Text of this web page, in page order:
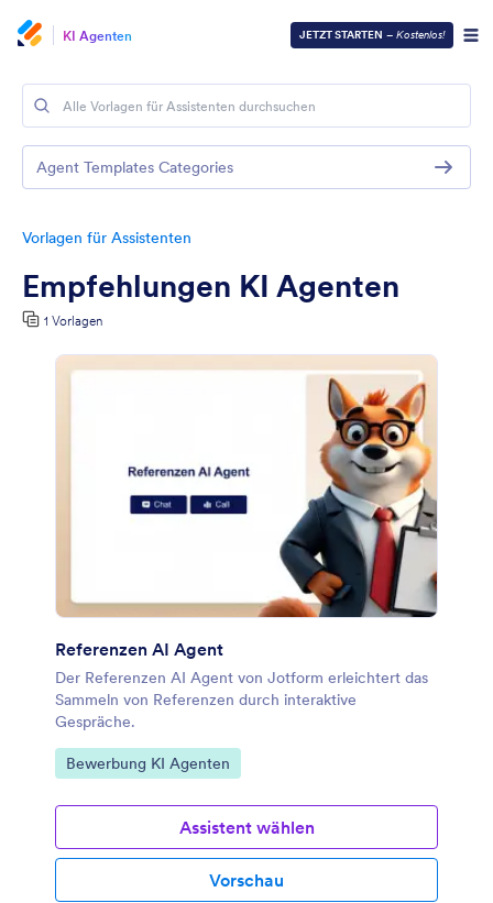
KI Agenten JETZT STARTEN – Kostenlos!
Vorlagen für Assistenten
Empfehlungen KI Agenten
1 Vorlagen
Referenzen AI Agent
Der Referenzen AI Agent von Jotform erleichtert das
Sammeln von Referenzen durch interaktive
Gespräche.
Zur Kategorie:
Bewerbung KI Agenten
Assistent wählen
Vorschau
Agent Templates Categories